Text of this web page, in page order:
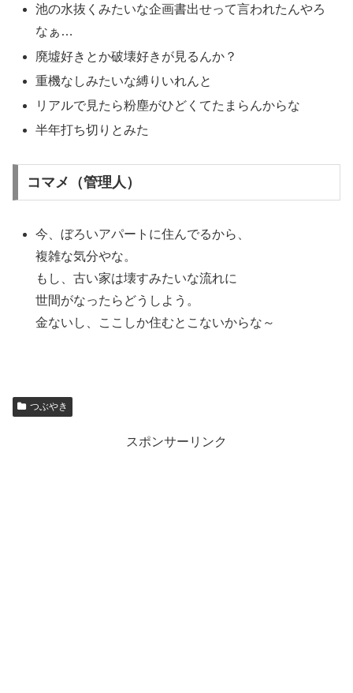
池の水抜くみたいな企画書出せって言われたんやろ
なぁ…
廃墟好きとか破壊好きが見るんか？
重機なしみたいな縛りいれんと
リアルで見たら粉塵がひどくてたまらんからな
半年打ち切りとみた
コマメ（管理人）
今、ぼろいアパートに住んでるから、
複雑な気分やな。
もし、古い家は壊すみたいな流れに
世間がなったらどうしよう。
金ないし、ここしか住むとこないからな～
つぶやき
スポンサーリンク